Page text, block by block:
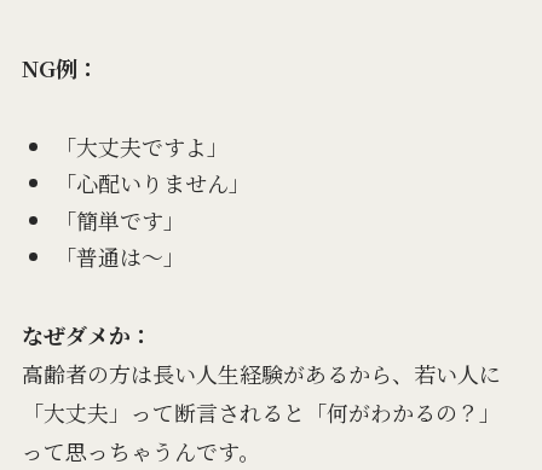
NG例：
「大丈夫ですよ」
「心配いりません」
「簡単です」
「普通は〜」
なぜダメか：
高齢者の方は長い人生経験があるから、若い人に
「大丈夫」って断言されると「何がわかるの？」
って思っちゃうんです。